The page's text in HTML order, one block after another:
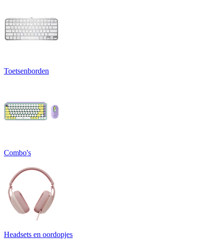
Toetsenborden
Combo's
Headsets en oordopjes